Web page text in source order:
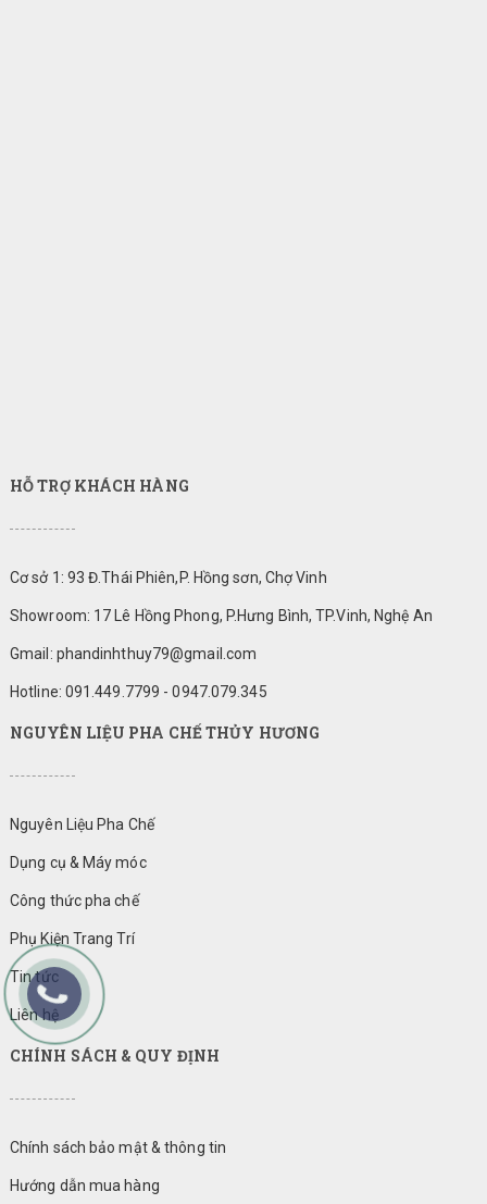
HỖ TRỢ KHÁCH HÀNG
Cơ sở 1: 93 Đ.Thái Phiên,P. Hồng sơn, Chợ Vinh
Showroom: 17 Lê Hồng Phong, P.Hưng Bình, TP.Vinh, Nghệ An
Gmail: phandinhthuy79@gmail.com
Hotline: 091.449.7799 - 0947.079.345
NGUYÊN LIỆU PHA CHẾ THỦY HƯƠNG
Nguyên Liệu Pha Chế
Dụng cụ & Máy móc
Công thức pha chế
Phụ Kiện Trang Trí
Tin tức
Liên hệ
CHÍNH SÁCH & QUY ĐỊNH
Chính sách bảo mật & thông tin
Hướng dẫn mua hàng